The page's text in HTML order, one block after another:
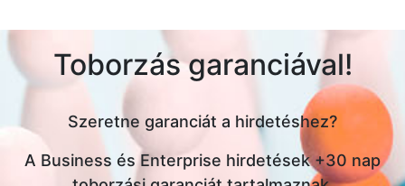
Toborzás garanciával!
Szeretne garanciát a hirdetéshez?
A Business és Enterprise hirdetések +30 nap